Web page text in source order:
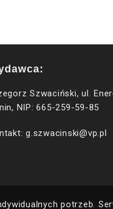
Szwaciński, ul.
NIP: 665-259-59-85
g.szwacinski@vp.pl
potrzeb.